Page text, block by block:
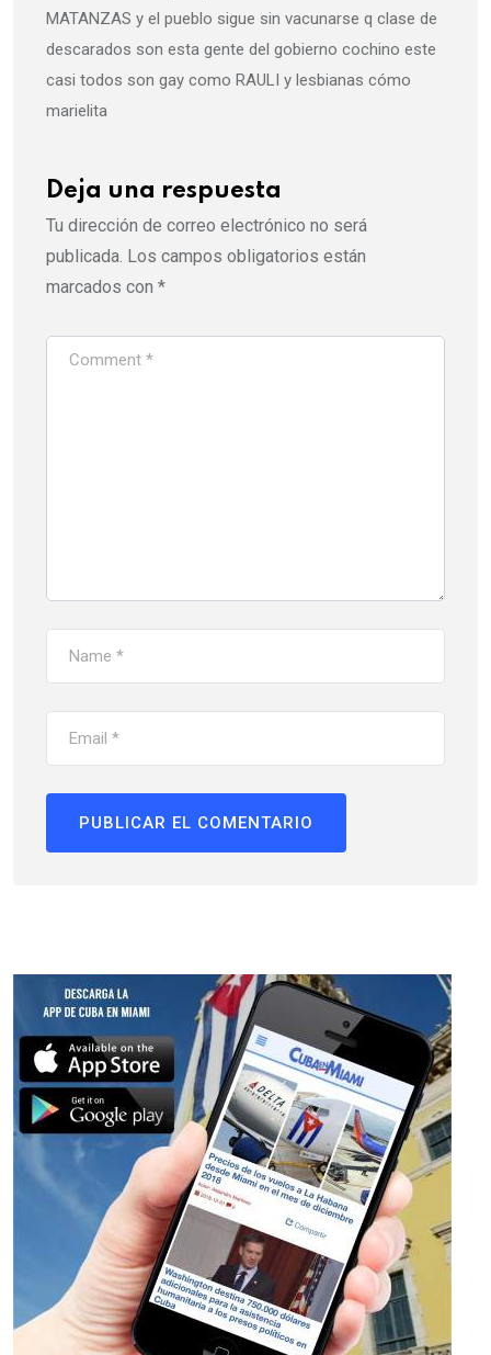
MATANZAS y el pueblo sigue sin vacunarse q clase de
descarados son esta gente del gobierno cochino este
casi todos son gay como RAULI y lesbianas cómo
marielita
Deja una respuesta
Tu dirección de correo electrónico no será
publicada. Los campos obligatorios están
marcados con *